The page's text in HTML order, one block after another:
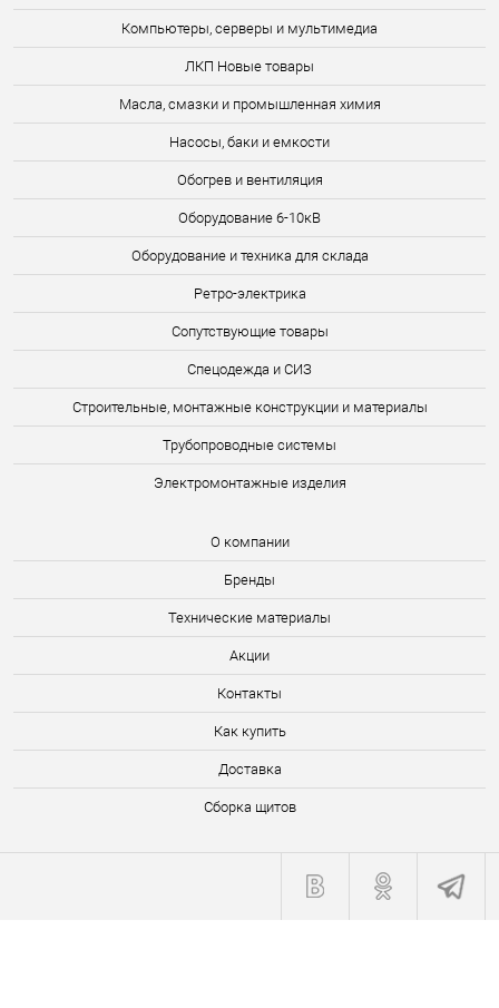
Компьютеры, серверы и мультимедиа
ЛКП Новые товары
Масла, смазки и промышленная химия
Насосы, баки и емкости
Обогрев и вентиляция
Оборудование 6-10кВ
Оборудование и техника для склада
Ретро-электрика
Сопутствующие товары
Спецодежда и СИЗ
Строительные, монтажные конструкции и материалы
Трубопроводные системы
Электромонтажные изделия
О компании
Бренды
Технические материалы
Акции
Контакты
Как купить
Доставка
Сборка щитов